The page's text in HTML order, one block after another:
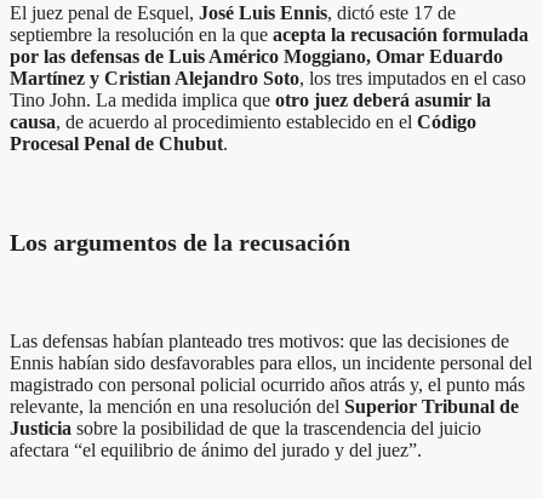
El juez penal de Esquel, José Luis Ennis, dictó este 17 de
septiembre la resolución en la que acepta la recusación formulada
por las defensas de Luis Américo Moggiano, Omar Eduardo
Martínez y Cristian Alejandro Soto, los tres imputados en el caso
Tino John. La medida implica que otro juez deberá asumir la
causa, de acuerdo al procedimiento establecido en el Código
Procesal Penal de Chubut.
Los argumentos de la recusación
Las defensas habían planteado tres motivos: que las decisiones de
Ennis habían sido desfavorables para ellos, un incidente personal del
magistrado con personal policial ocurrido años atrás y, el punto más
relevante, la mención en una resolución del Superior Tribunal de
Justicia sobre la posibilidad de que la trascendencia del juicio
afectara “el equilibrio de ánimo del jurado y del juez”.